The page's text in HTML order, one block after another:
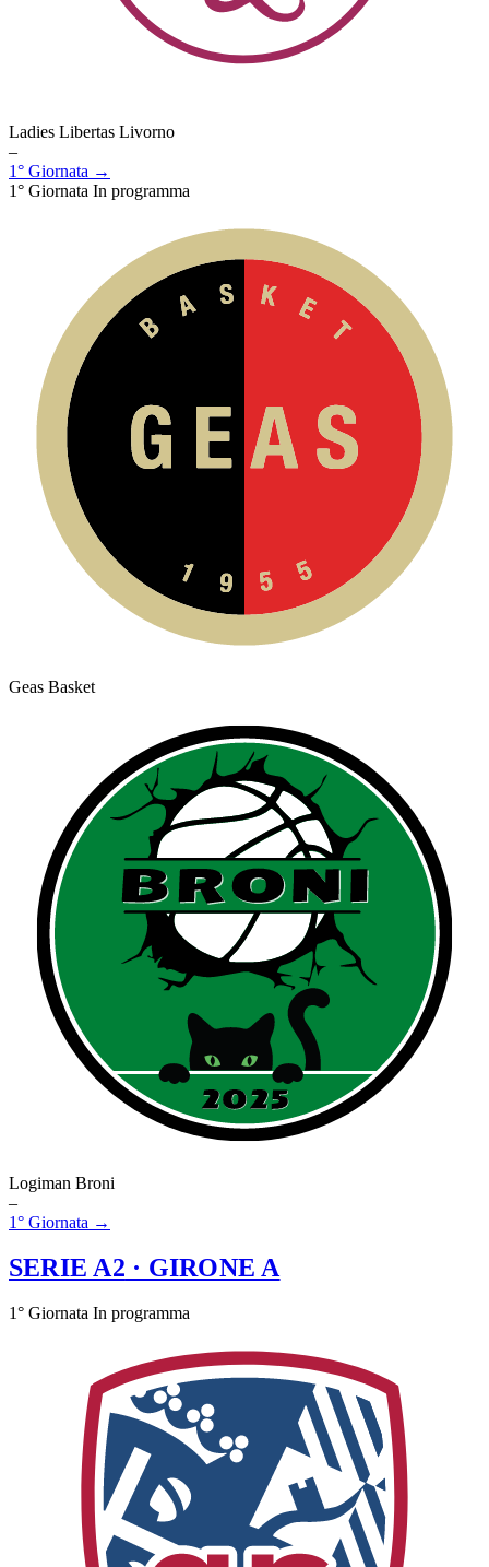
Ladies Libertas Livorno
–
1° Giornata →
1° Giornata In programma
Geas Basket
Logiman Broni
–
1° Giornata →
SERIE A2 · GIRONE A
1° Giornata In programma